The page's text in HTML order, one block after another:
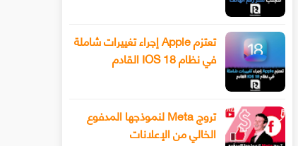
تعتزم Apple إجراء تغييرات شاملة
في نظام IOS 18 القادم
تروج Meta لنموذجها المدفوع
الخالي من الإعلانات